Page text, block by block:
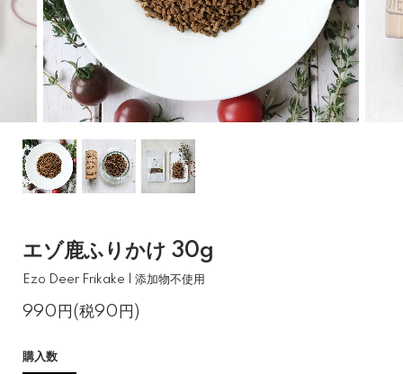
エゾ鹿ふりかけ 30g
Ezo Deer Frikake | 添加物不使用
990円(税90円)
購入数